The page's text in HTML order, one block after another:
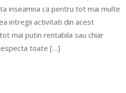
inseamna ca pentru tot mai multe
intregii activitati din acest
mai putin rentabila sau chiar
toate […]